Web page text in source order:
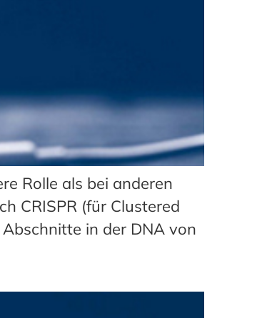
Rolle als bei anderen
CRISPR (für Clustered
in der DNA von